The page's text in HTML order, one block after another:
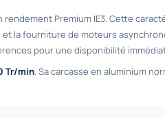
Premium IE3. Cette
la fourniture de moteurs
pour une disponibilité
Tr/min. Sa carcasse en aluminium